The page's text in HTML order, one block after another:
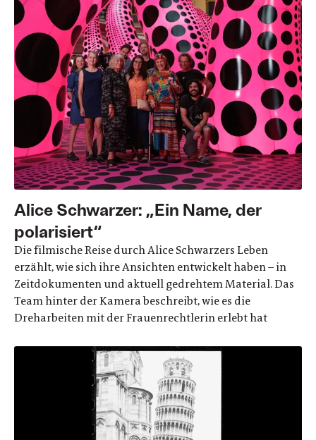
Alice Schwarzer: „Ein Name, der
polarisiert“
Die filmische Reise durch Alice Schwarzers Leben
erzählt, wie sich ihre Ansichten entwickelt haben – in
Zeitdokumenten und aktuell gedrehtem Material. Das
Team hinter der Kamera beschreibt, wie es die
Dreharbeiten mit der Frauenrechtlerin erlebt hat